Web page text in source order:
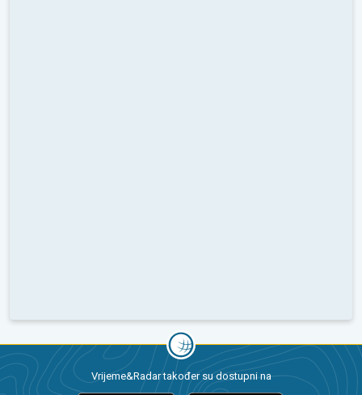
Vrijeme&Radar također su dostupni na